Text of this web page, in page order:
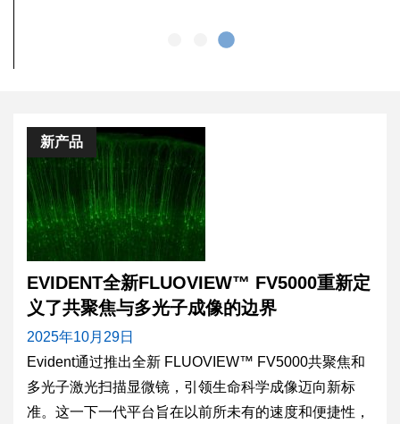
新产品
EVIDENT全新FLUOVIEW™ FV5000重新定
义了共聚焦与多光子成像的边界
2025年10月29日
Evident通过推出全新 FLUOVIEW™ FV5000共聚焦和
多光子激光扫描显微镜，引领生命科学成像迈向新标
准。这一下一代平台旨在以前所未有的速度和便捷性，